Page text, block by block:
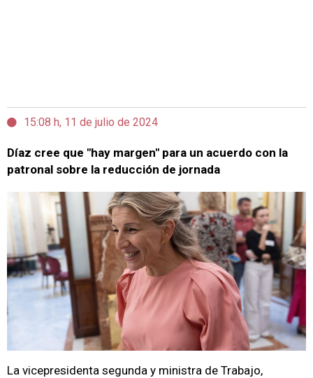
15:08 h, 11 de julio de 2024
Díaz cree que "hay margen" para un acuerdo con la
patronal sobre la reducción de jornada
La vicepresidenta segunda y ministra de Trabajo,